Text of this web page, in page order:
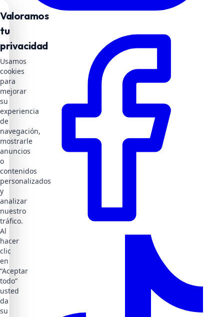
Valoramos
tu
privacidad
Usamos
cookies
para
mejorar
su
experiencia
de
navegación,
mostrarle
anuncios
o
contenidos
personalizados
y
analizar
nuestro
tráfico.
Al
hacer
clic
en
“Aceptar
todo”
usted
da
su